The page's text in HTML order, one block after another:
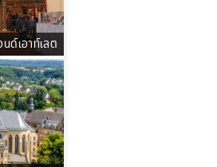
นด์เอาท์เลต